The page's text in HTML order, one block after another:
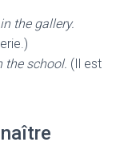
the gallery.
school. (Il est